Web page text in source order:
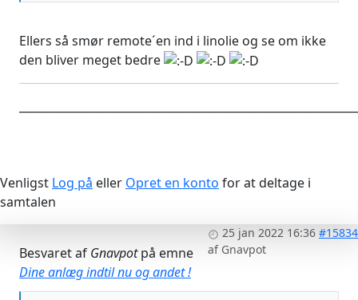
Ellers så smør remote´en ind i linolie og se om ikke
den bliver meget bedre
Venligst Log på eller Opret en konto for at deltage i
samtalen
25 jan 2022 16:36 #15834
af Gnavpot
Besvaret af Gnavpotpå emne
Dine anlæg indtil nu og andet !